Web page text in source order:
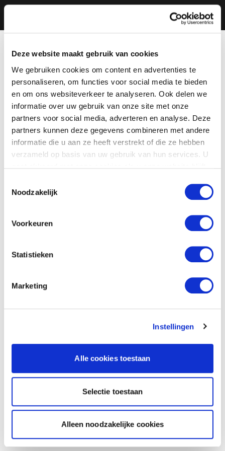
Deze website maakt gebruik van cookies
We gebruiken cookies om content en advertenties te
personaliseren, om functies voor social media te bieden
en om ons websiteverkeer te analyseren. Ook delen we
informatie over uw gebruik van onze site met onze
partners voor social media, adverteren en analyse. Deze
partners kunnen deze gegevens combineren met andere
informatie die u aan ze heeft verstrekt of die ze hebben
verzameld op basis van uw gebruik van hun services. U
Noodzakelijk
Voorkeuren
Statistieken
Marketing
Instellingen
Alle cookies toestaan
Selectie toestaan
Alleen noodzakelijke cookies